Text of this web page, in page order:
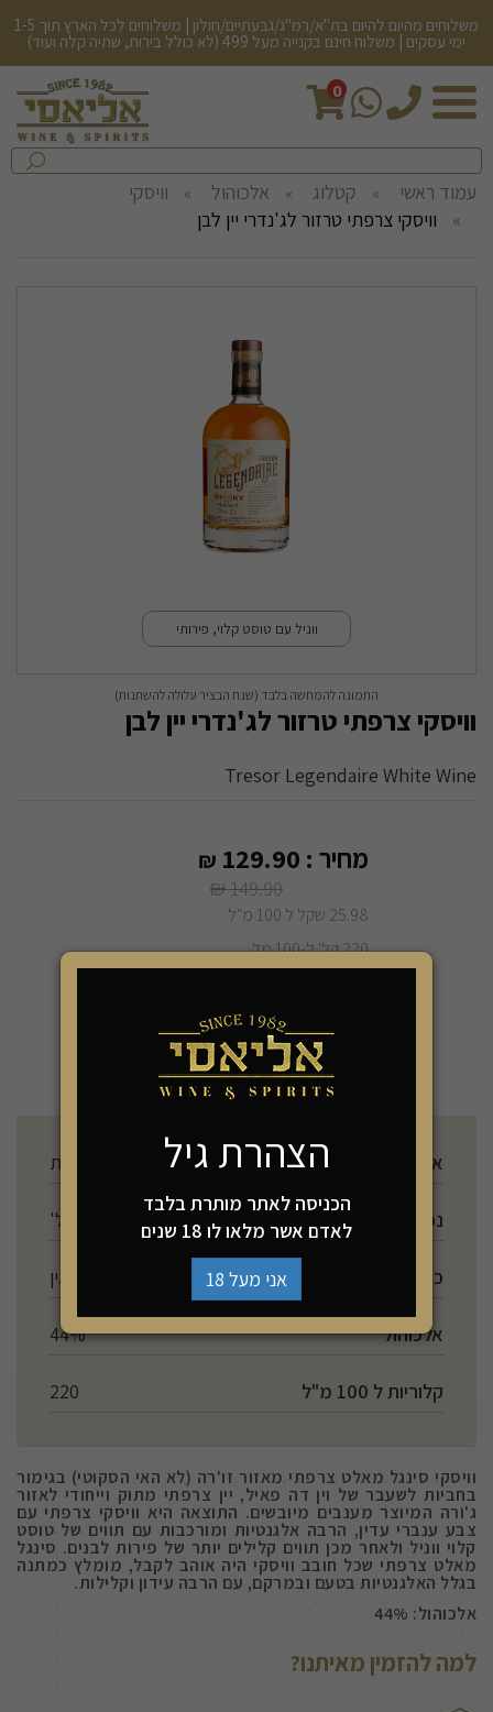
משלוחים מהיום להיום בת"א/רמ"ג/גבעתיים/חולון | משלוחים לכל הארץ תוך 1-5
ימי עסקים | משלוח חינם בקנייה מעל 499 (לא כולל בירות, שתיה קלה ועוד)
0
חיפש
בחנות...
עמוד ראשי קטלוג אלכוהול
וויסקי
וויסקי צרפתי טרזור לג'נדרי יין לבן
ווניל עם טוסט קלוי, פירותי
התמונה להמחשה בלבד (שנת הבציר עלולה להשתנות)
וויסקי צרפתי טרזור לג'נדרי יין לבן
Tresor Legendaire White Wine
מחיר : 129.90
₪
149.90
₪
25.98 שקל ל 100 מ"ל
220 קל' ל-100 מל
הוספה לסל
ארץ ייצור צרפת
נפח
כשרות אין
אלכוהול 44%
קלוריות ל 100 מ"ל 220
וויסקי סינגל מאלט צרפתי מאזור זו'רה (לא האי הסקוטי) בגימור
בחביות לשעבר של וין דה פאיל, יין צרפתי מתוק וייחודי לאזור
ג'ורה המיוצר מענבים מיובשים. התוצאה היא וויסקי צרפתי עם
צבע ענברי עדין, הרבה אלגנטיות ומורכבות עם תווים של טוסט
קלוי ווניל ולאחר מכן תווים קלילים יותר של פירות לבנים. סינגל
מאלט צרפתי שכל חובב וויסקי היה אוהב לקבל, מומלץ כמתנה
בגלל האלגנטיות בטעם ובמרקם, עם הרבה עידון וקלילות.
אלכוהול: 44%
למה להזמין מאיתנו?
הצהרת גיל
הכניסה לאתר מותרת בלבד
לאדם אשר מלאו לו 18 שנים
אני מעל 18